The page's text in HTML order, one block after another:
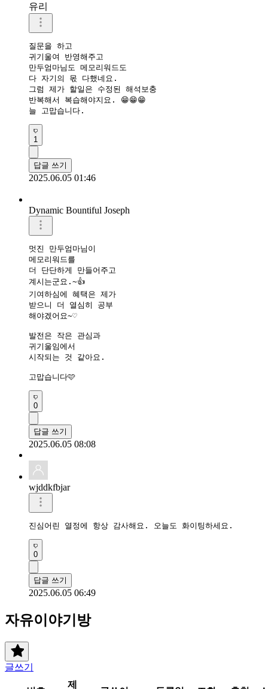
유리
질문을 하고
귀기울여 반영해주고
만두엄마님도 메모리워드도
다 자기의 몫 다했네요.
그럼 제가 할일은 수정된 해석보충
반복해서 복습해야지요. 😁😁😁
늘 고맙습니다.
1
답글 쓰기
2025.06.05 01:46
Dynamic Bountiful Joseph
멋진 만두엄마님이
메모리워드를
더 단단하게 만들어주고
계시는군요.~👍
기여하심에 혜택은 제가
받으니 더 열심히 공부
해야겠어요~♡
발전은 작은 관심과
귀기울임에서
시작되는 것 같아요.
고맙습니다🩷
0
답글 쓰기
2025.06.05 08:08
wjddkfbjar
진심어린 열정에 항상 감사해요. 오늘도 화이팅하세요.
0
답글 쓰기
2025.06.05 06:49
자유이야기방
글쓰기
제